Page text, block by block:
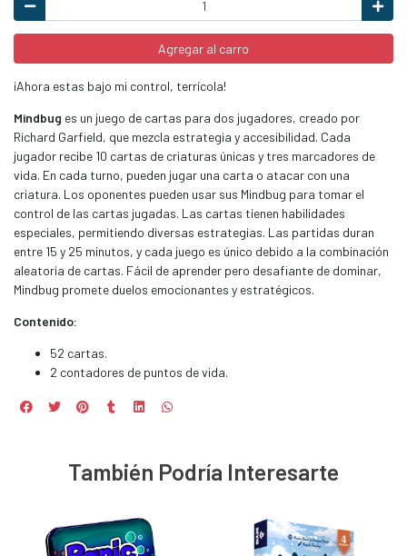
Agregar al carro
¡Ahora estas bajo mi control, terrícola!
Mindbug es un juego de cartas para dos jugadores, creado por
Richard Garfield, que mezcla estrategia y accesibilidad. Cada
jugador recibe 10 cartas de criaturas únicas y tres marcadores de
vida. En cada turno, pueden jugar una carta o atacar con una
criatura. Los oponentes pueden usar sus Mindbug para tomar el
control de las cartas jugadas. Las cartas tienen habilidades
especiales, permitiendo diversas estrategias. Las partidas duran
entre 15 y 25 minutos, y cada juego es único debido a la combinación
aleatoria de cartas. Fácil de aprender pero desafiante de dominar,
Mindbug promete duelos emocionantes y estratégicos.
Contenido:
52 cartas.
2 contadores de puntos de vida.
También Podría Interesarte